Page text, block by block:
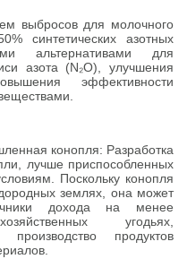
выбросов для молочного
синтетических азотных
альтернативами для
азота (N₂O), улучшения
эффективности
конопля: Разработка
лучше приспособленных
Поскольку конопля
землях, она может
дохода на менее
угодьях,
производство продуктов